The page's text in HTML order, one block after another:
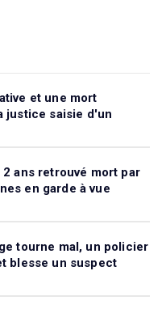
et une mort
justice saisie d'un
ans retrouvé mort par
en garde à vue
tourne mal, un policier
blesse un suspect